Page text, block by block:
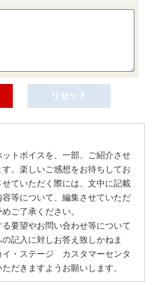
トボイスを、一部、ご紹介させ
。楽しいご感想をお待ちしてお
ていただく際には、文中に記載
等について、編集させていただ
ご了承ください。
要望やお問い合わせ等について
記入に対しお答え致しかねま
イ・ステージ カスタマーセンタ
だきますようお願いします。